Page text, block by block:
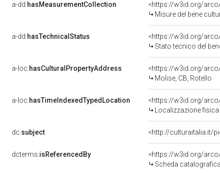
a-dd:hasMeasurementCollection
<https://w3id.org/
Misure del bene
a-dd:hasTechnicalStatus
<https://w3id.org/
Stato tecnico del
a-loc:hasCulturalPropertyAddress
<https://w3id.org/
Molise, CB, Rotello
a-loc:hasTimeIndexedTypedLocation
<https://w3id.org/
Localizzazione
dc:subject <http://culturaitalia.it/
dcterms:isReferencedBy
<https://w3id.org/
Scheda